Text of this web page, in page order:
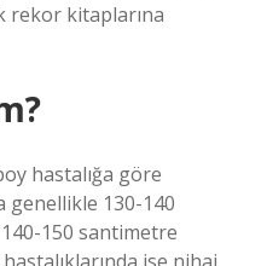
rekor kitaplarına
hastalığa göre
genellikle 130-140
150 santimetre